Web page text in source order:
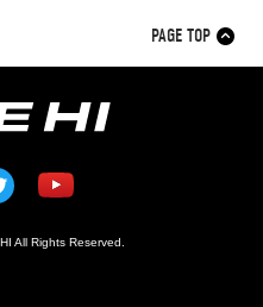
All Rights Reserved.
PAGE TOP